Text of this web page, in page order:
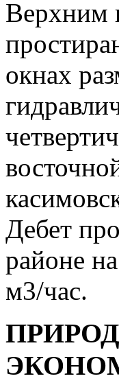
Верхним
окнах
Дебет
районе
м3/час.